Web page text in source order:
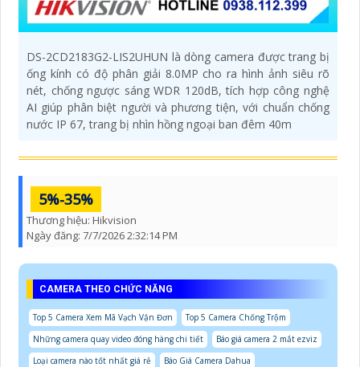
DS-2CD2183G2-LIS2UHUN là dòng camera được trang bị
ống kính có độ phân giải 8.0MP cho ra hình ảnh siêu rõ
nét, chống ngược sáng WDR 120dB, tích hợp công nghệ
AI giúp phân biệt người và phương tiện, với chuẩn chống
nước IP 67, trang bị nhìn hồng ngoại ban đêm 40m
5%-35%
Thương hiệu: Hikvision
Ngày đăng: 7/7/2026 2:32:14 PM
CAMERA THEO CHỨC NĂNG
Top 5 Camera Xem Mã Vạch Vận Đơn
Top 5 Camera Chống Trộm
Những camera quay video đóng hàng chi tiết
Báo giá camera 2 mắt ezviz
Loại camera nào tốt nhất giá rẻ
Báo Giá Camera Dahua